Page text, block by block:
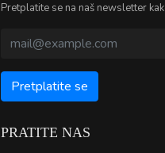
Pretplatite se na naš newsletter
PRATITE NAS